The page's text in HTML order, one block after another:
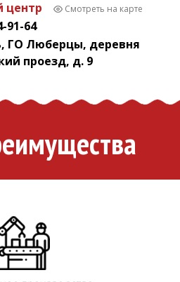
центр Смотреть на карте
91-64
ГО Люберцы, деревня
проезд, д. 9